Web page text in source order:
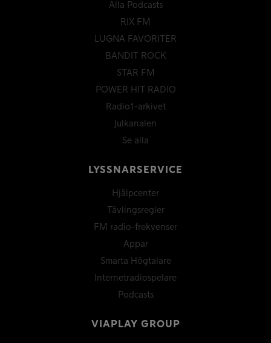
Alla Podcasts
RIX FM
LUGNA FAVORITER
BANDIT ROCK
STAR FM
POWER HIT RADIO
Radio1-arkivet
Julkanalen
Se alla
LYSSNARSERVICE
Hjälpcenter
Tävlingsregler
FM radio-frekvenser
Appar
Smarta Högtalare
Internetradiospelare
Podcasts
VIAPLAY GROUP